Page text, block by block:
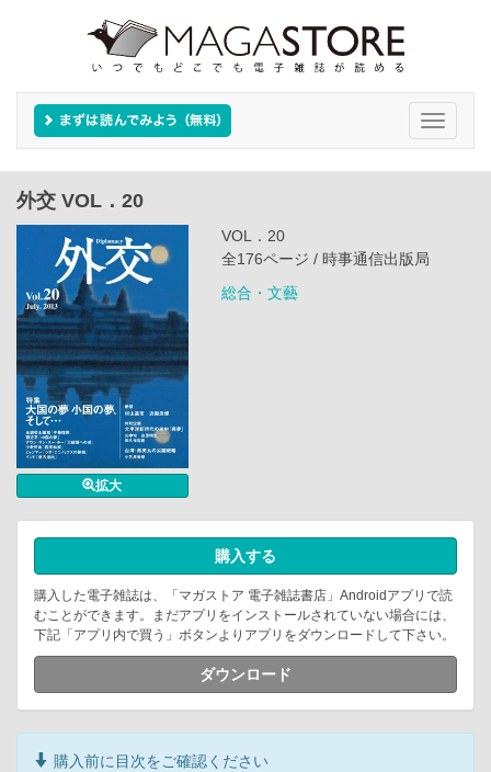
Toggle
外交 VOL．20
拡大
VOL．20
全176ページ / 時事通信出版局
総合・文藝
購入する
購入した電子雑誌は、「マガストア 電子雑誌書店」Androidアプリで読
むことができます。まだアプリをインストールされていない場合には、
下記「アプリ内で買う」ボタンよりアプリをダウンロードして下さい。
ダウンロード
購入前に目次をご確認ください